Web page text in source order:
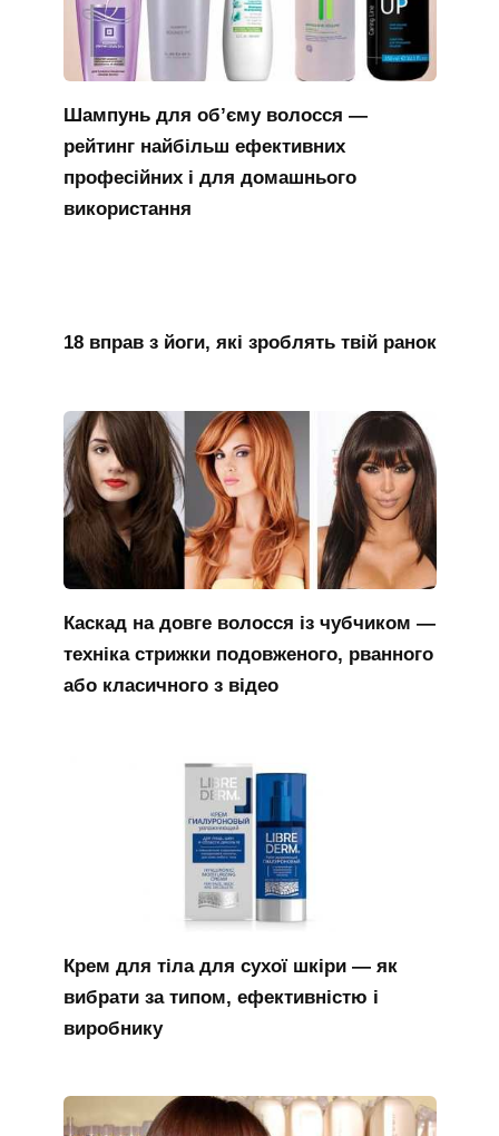
Шампунь для об’єму волосся —
рейтинг найбільш ефективних
професійних і для домашнього
використання
18 вправ з йоги, які зроблять твій ранок
Каскад на довге волосся із чубчиком —
техніка стрижки подовженого, рванного
або класичного з відео
Крем для тіла для сухої шкіри — як
вибрати за типом, ефективністю і
виробнику